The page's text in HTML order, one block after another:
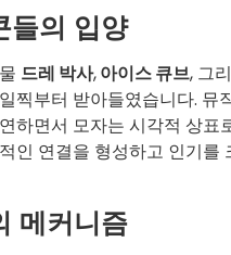
들의 입양
드레 박사,아이스 큐브, 그
찍부터 받아들였습니다. 뮤
하면서 모자는 시각적 상표
인 연결을 형성하고 인기를
메커니즘